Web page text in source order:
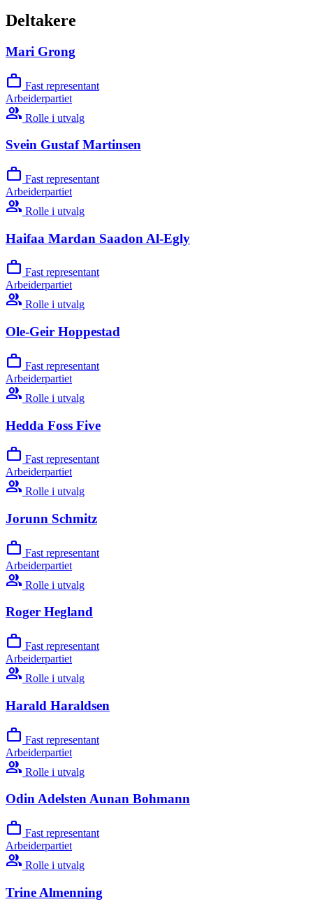
Deltakere
Mari Grong
work Fast representant
Arbeiderpartiet
group Rolle i utvalg
Svein Gustaf Martinsen
work Fast representant
Arbeiderpartiet
group Rolle i utvalg
Haifaa Mardan Saadon Al-Egly
work Fast representant
Arbeiderpartiet
group Rolle i utvalg
Ole-Geir Hoppestad
work Fast representant
Arbeiderpartiet
group Rolle i utvalg
Hedda Foss Five
work Fast representant
Arbeiderpartiet
group Rolle i utvalg
Jorunn Schmitz
work Fast representant
Arbeiderpartiet
group Rolle i utvalg
Roger Hegland
work Fast representant
Arbeiderpartiet
group Rolle i utvalg
Harald Haraldsen
work Fast representant
Arbeiderpartiet
group Rolle i utvalg
Odin Adelsten Aunan Bohmann
work Fast representant
Arbeiderpartiet
group Rolle i utvalg
Trine Almenning